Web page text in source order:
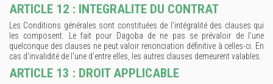
ARTICLE 12 : INTEGRALITE DU CONTRAT
Les Conditions générales sont constituées de l'intégralité des clauses qui
les composent. Le fait pour Dagoba de ne pas se prévaloir de l'une
quelconque des clauses ne peut valoir renonciation définitive à celles-ci. En
cas d'invalidité de l'une d'entre elles, les autres clauses demeurent valables.
ARTICLE 13 : DROIT APPLICABLE